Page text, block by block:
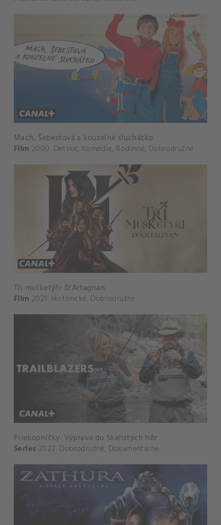
Mach, Šebestová a kouzelné sluchátko
Film 2000 Detské, Komédie, Rodinné, Dobrodružné
Tři mušketýři: D'Artagnan
Film 2021 Historické, Dobrodružné
Priekopníčky. Výprava do Skalistých hôr
Series 2022 Dobrodružné, Dokumentárne